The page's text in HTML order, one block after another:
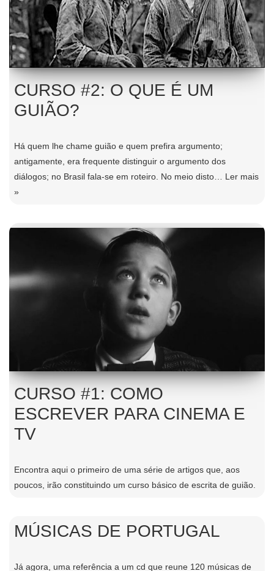
CURSO #2: O QUE É UM
GUIÃO?
Há quem lhe chame guião e quem prefira argumento;
antigamente, era frequente distinguir o argumento dos
diálogos; no Brasil fala-se em roteiro. No meio disto… Ler mais
»
CURSO #1: COMO
ESCREVER PARA CINEMA E
TV
Encontra aqui o primeiro de uma série de artigos que, aos
poucos, irão constituindo um curso básico de escrita de guião.
MÚSICAS DE PORTUGAL
Já agora, uma referência a um cd que reune 120 músicas de